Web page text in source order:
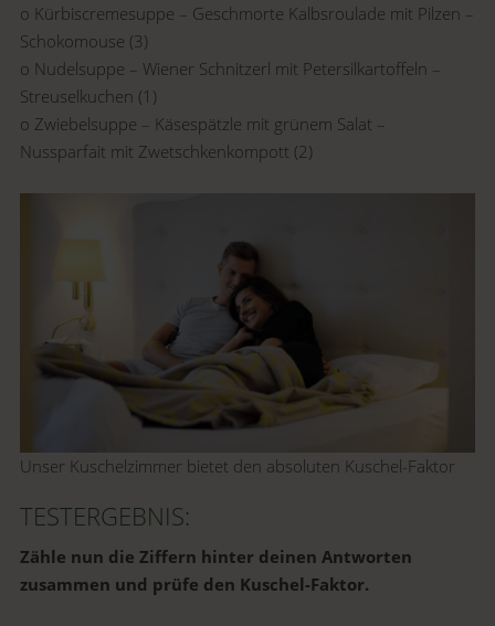
o Kürbiscremesuppe – Geschmorte Kalbsroulade mit Pilzen –
Schokomouse (3)
o Nudelsuppe – Wiener Schnitzerl mit Petersilkartoffeln –
Streuselkuchen (1)
o Zwiebelsuppe – Käsespätzle mit grünem Salat –
Nussparfait mit Zwetschkenkompott (2)
Unser Kuschelzimmer bietet den absoluten Kuschel-Faktor
TESTERGEBNIS:
Zähle nun die Ziffern hinter deinen Antworten
zusammen und prüfe den Kuschel-Faktor.